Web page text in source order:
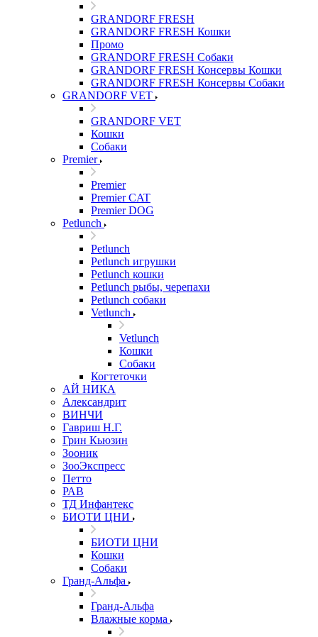
GRANDORF FRESH
GRANDORF FRESH Кошки
Промо
GRANDORF FRESH Собаки
GRANDORF FRESH Консервы Кошки
GRANDORF FRESH Консервы Собаки
GRANDORF VET
GRANDORF VET
Кошки
Собаки
Premier
Premier
Premier CAT
Premier DOG
Petlunch
Petlunch
Petlunch игрушки
Petlunch кошки
Petlunch рыбы, черепахи
Petlunch собаки
Vetlunch
Vetlunch
Кошки
Собаки
Когтеточки
АЙ НИКА
Александрит
ВИНЧИ
Гавриш Н.Г.
Грин Кьюзин
Зооник
ЗооЭкспресс
Петто
РАВ
ТД Инфантекс
БИОТИ ЦНИ
БИОТИ ЦНИ
Кошки
Собаки
Гранд-Альфа
Гранд-Альфа
Влажные корма